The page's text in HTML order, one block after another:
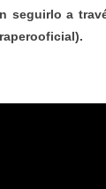
seguirlo a